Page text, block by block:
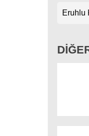
Eruhlu